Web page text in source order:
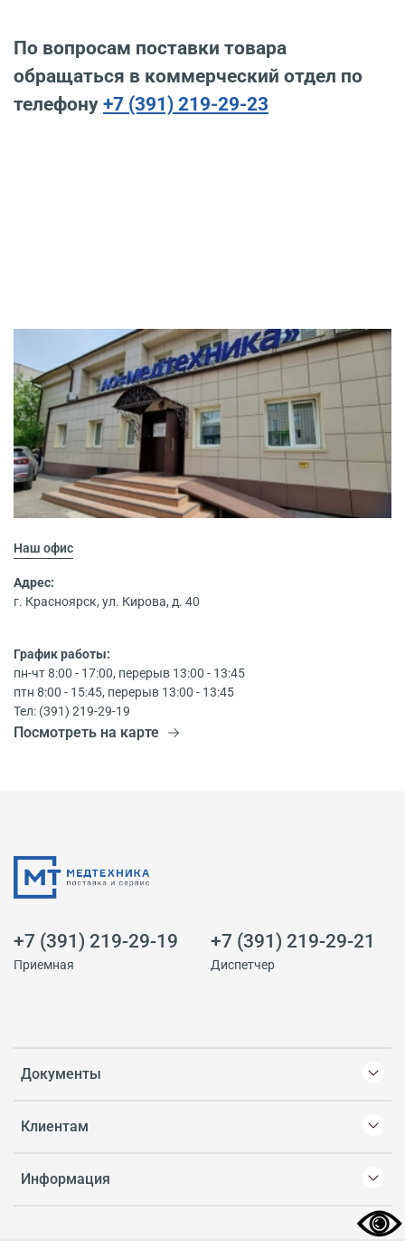
По вопросам поставки товара
обращаться в коммерческий отдел по
телефону +7 (391) 219-29-23
Наш офис
Адрес:
г. Красноярск, ул. Кирова, д. 40
График работы:
пн-чт 8:00 - 17:00, перерыв 13:00 - 13:45
птн 8:00 - 15:45, перерыв 13:00 - 13:45
Тел: (391) 219-29-19
Посмотреть на карте
Документы
Клиентам
Информация
+7 (391) 219-29-19
Приемная
+7 (391) 219-29-21
Диспетчер